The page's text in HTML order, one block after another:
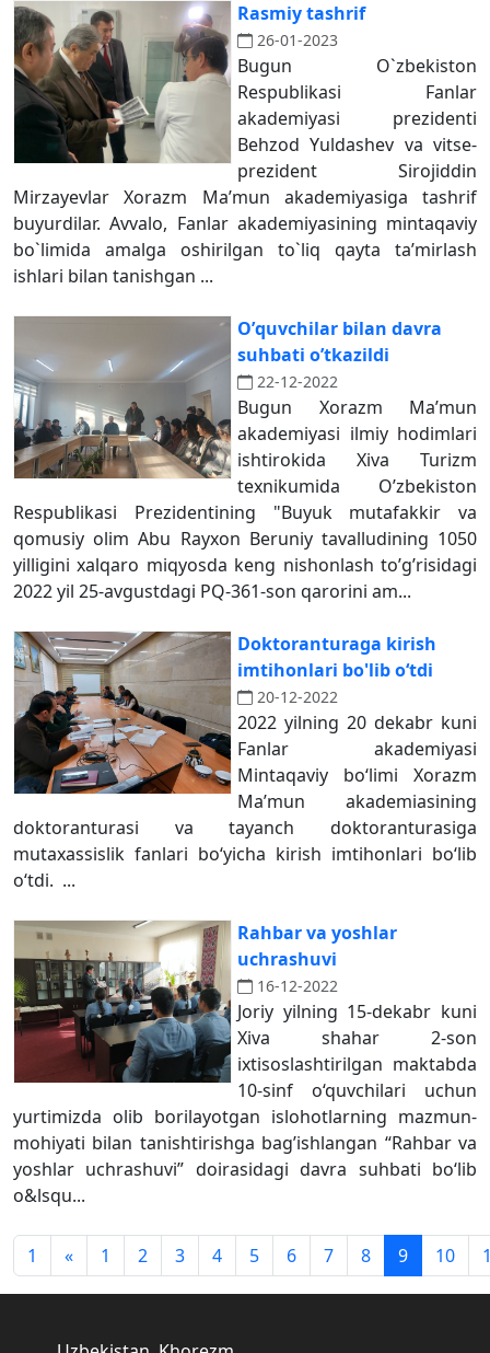
Rasmiy tashrif
26-01-2023
Bugun O`zbekiston
Respublikasi Fanlar
akademiyasi prezidenti
Behzod Yuldashev va vitse-
prezident Sirojiddin
Mirzayevlar Xorazm Ma’mun akademiyasiga tashrif
buyurdilar. Avvalo, Fanlar akademiyasining mintaqaviy
bo`limida amalga oshirilgan to`liq qayta ta’mirlash
ishlari bilan tanishgan ...
Oʼquvchilar bilan davra
suhbati oʼtkazildi
22-12-2022
Bugun Xorazm Maʼmun
akademiyasi ilmiy hodimlari
ishtirokida Xiva Turizm
texnikumida Oʼzbekiston
Respublikasi Prezidentining "Buyuk mutafakkir va
qomusiy olim Аbu Rayxon Beruniy tavalludining 1050
yilligini xalqaro miqyosda keng nishonlash toʼgʼrisidagi
2022 yil 25-avgustdagi PQ-361-son qarorini am...
Doktoranturaga kirish
imtihonlari bo'lib o‘tdi
20-12-2022
2022 yilning 20 dekabr kuni
Fanlar akademiyasi
Mintaqaviy bo‘limi Xorazm
Ma’mun akademiasining
doktoranturasi va tayanch doktoranturasiga
mutaxassislik fanlari bo‘yicha kirish imtihonlari bo‘lib
o‘tdi. ...
Rahbar va yoshlar
uchrashuvi
16-12-2022
Joriy yilning 15-dekabr kuni
Xiva shahar 2-son
ixtisoslashtirilgan maktabda
10-sinf o‘quvchilari uchun
yurtimizda olib borilayotgan islohotlarning mazmun-
mohiyati bilan tanishtirishga bag’ishlangan “Rahbar va
yoshlar uchrashuvi” doirasidagi davra suhbati bo‘lib
o&lsqu...
1 « 1 2 3 4 5 6 7 8 9 10